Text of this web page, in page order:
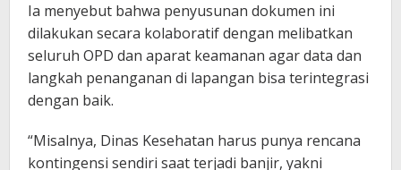
Ia menyebut bahwa penyusunan dokumen ini
dilakukan secara kolaboratif dengan melibatkan
seluruh OPD dan aparat keamanan agar data dan
langkah penanganan di lapangan bisa terintegrasi
dengan baik.
“Misalnya, Dinas Kesehatan harus punya rencana
kontingensi sendiri saat terjadi banjir, yakni